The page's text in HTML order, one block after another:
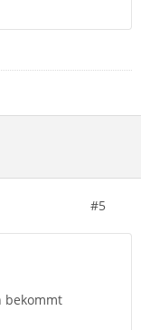
#5
bekommt